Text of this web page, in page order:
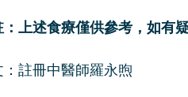
：上述食療僅供參考，如有
：註冊中醫師羅永煦